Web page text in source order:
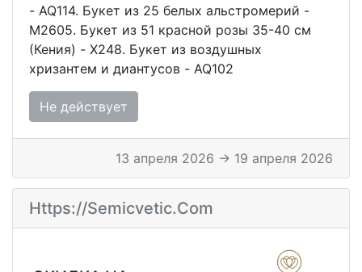
- AQ114. Букет из 25 белых альстромерий -
M2605. Букет из 51 красной розы 35-40 см
(Кения) - X248. Букет из воздушных
хризантем и диантусов - AQ102
Не действует
13 апреля 2026 → 19 апреля 2026
Https://semicvetic.com